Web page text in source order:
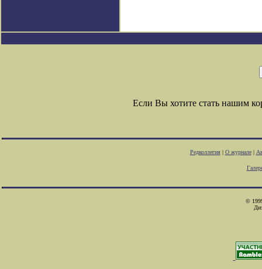
Если Вы хотите стать нашим
Редколлегия| О журнале|
©